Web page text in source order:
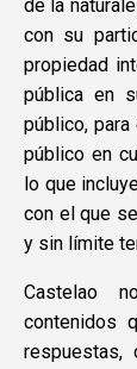
de la
con su
propiedad
pública en
público,
público en
lo que
con el que
y sin límite
Castelao
contenidos
respuestas,